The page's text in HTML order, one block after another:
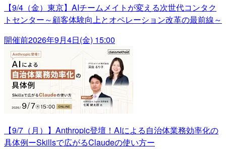
【9/4（金）東京】AIチームメイトが変える次世代コンタク
トセンター～顧客体験向上とオペレーション改革の最前線～
開催前2026年9月4日(金) 15:00
【9/7（月）】Anthropic登壇！AIによる自治体業務効率化の
具体例ーSkillsで広がるClaudeの使い方ー